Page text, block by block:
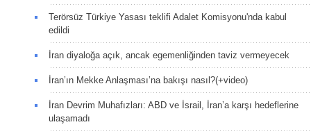
Terörsüz Türkiye Yasası teklifi Adalet Komisyonu'nda kabul
edildi
İran diyaloğa açık, ancak egemenliğinden taviz vermeyecek
İran’ın Mekke Anlaşması’na bakışı nasıl?(+video)
İran Devrim Muhafızları: ABD ve İsrail, İran’a karşı hedeflerine
ulaşamadı